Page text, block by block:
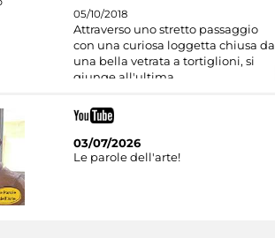
05/10/2018
Attraverso uno stretto passaggio
con una curiosa loggetta chiusa da
una bella vetrata a tortiglioni, si
giunge all'ultima
03/07/2026
Le parole dell'arte!